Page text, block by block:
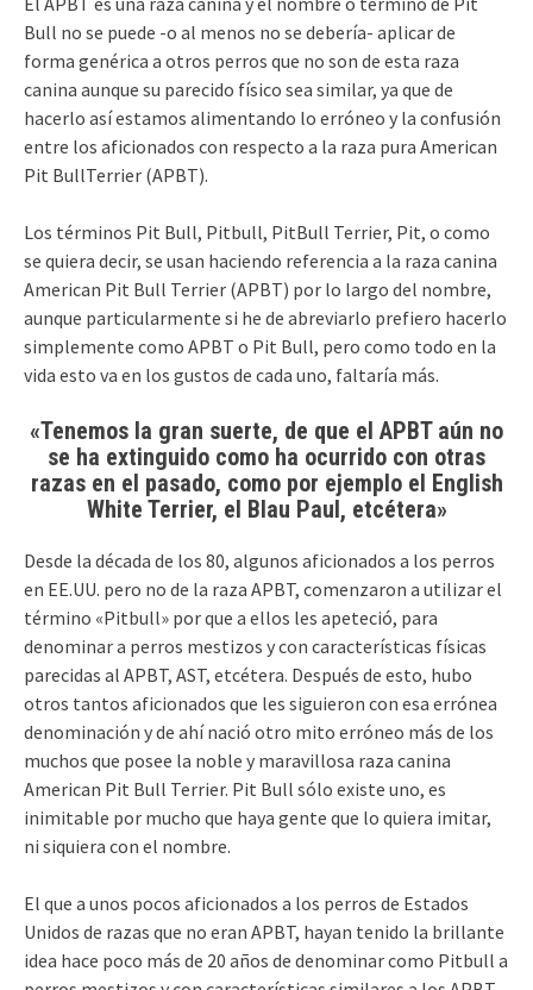
Bull no se puede -o al menos no se debería- aplicar de
forma genérica a otros perros que no son de esta raza
canina aunque su parecido físico sea similar, ya que de
hacerlo así estamos alimentando lo erróneo y la confusión
entre los aficionados con respecto a la raza pura American
Pit BullTerrier (APBT).
Los términos Pit Bull, Pitbull, PitBull Terrier, Pit, o como
se quiera decir, se usan haciendo referencia a la raza canina
American Pit Bull Terrier (APBT) por lo largo del nombre,
aunque particularmente si he de abreviarlo prefiero hacerlo
simplemente como APBT o Pit Bull, pero como todo en la
vida esto va en los gustos de cada uno, faltaría más.
«Tenemos la gran suerte, de que el APBT aún no
se ha extinguido como ha ocurrido con otras
razas en el pasado, como por ejemplo el English
White Terrier, el Blau Paul, etcétera»
Desde la década de los 80, algunos aficionados a los perros
en EE.UU. pero no de la raza APBT, comenzaron a utilizar el
término «Pitbull» por que a ellos les apeteció, para
denominar a perros mestizos y con características físicas
parecidas al APBT, AST, etcétera. Después de esto, hubo
otros tantos aficionados que les siguieron con esa errónea
denominación y de ahí nació otro mito erróneo más de los
muchos que posee la noble y maravillosa raza canina
American Pit Bull Terrier. Pit Bull sólo existe uno, es
inimitable por mucho que haya gente que lo quiera imitar,
ni siquiera con el nombre.
El que a unos pocos aficionados a los perros de Estados
Unidos de razas que no eran APBT, hayan tenido la brillante
idea hace poco más de 20 años de denominar como Pitbull a